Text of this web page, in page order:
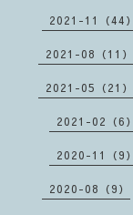
2021-11（44）
2021-08（11）
2021-05（21）
2021-02（6）
2020-11（9）
2020-08（9）